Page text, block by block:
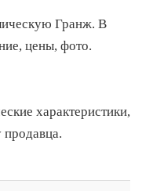
Гранж. В
цены, фото.
характеристики,